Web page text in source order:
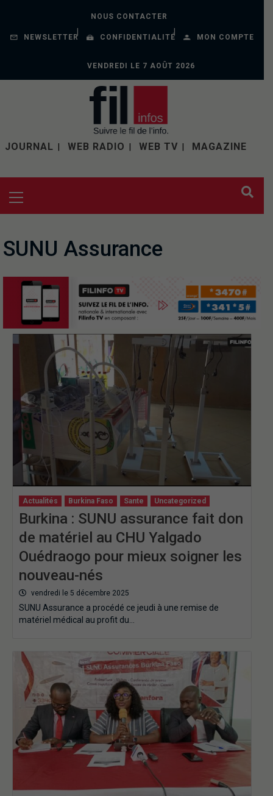
NOUS CONTACTER
NEWSLETTER CONFIDENTIALITÉ MON COMPTE
VENDREDI LE 7 AOÛT 2026
JOURNAL WEB RADIO WEB TV MAGAZINE
SUNU Assurance
Actualités Burkina Faso Sante Uncategorized
Burkina : SUNU assurance fait don
de matériel au CHU Yalgado
Ouédraogo pour mieux soigner les
nouveau-nés
vendredi le 5 décembre 2025
SUNU Assurance a procédé ce jeudi à une remise de
matériel médical au profit du…